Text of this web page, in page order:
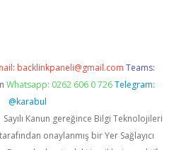
backlinkpaneli@gmail.com Teams:
Whatsapp: 0262 606 0 726 Telegram:
@karabul
Sayılı Kanun gereğince Bilgi Teknolojileri
onaylanmış bir Yer Sağlayıcı